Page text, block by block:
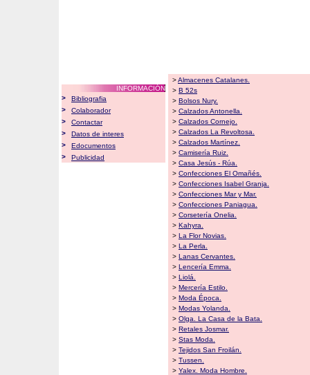
INFORMACIÓN
>
Bibliografia
>
Colaborador
>
Contactar
>
Datos de interes
>
Edocumentos
>
Publicidad
>Almacenes Catalanes.
> B 52s
> Bolsos Nury.
> Calzados Antonella.
> Calzados Cornejo.
> Calzados La Revoltosa.
> Calzados Martínez.
> Camisería Ruiz.
> Casa Jesús - Rúa.
> Confecciones El Omañés.
> Confecciones Isabel Granja.
> Confecciones Mar y Mar.
> Confecciones Paniagua.
> Corsetería Onelia.
> Kahyra.
> La Flor Novias.
> La Perla.
> Lanas Cervantes.
> Lencería Emma.
> Liolá.
> Mercería Estilo.
> Moda Época.
> Modas Yolanda.
> Olga. La Casa de la Bata.
> Retales Josmar.
> Stas Moda.
> Tejidos San Froilán.
> Tussen.
> Yalex. Moda Hombre.